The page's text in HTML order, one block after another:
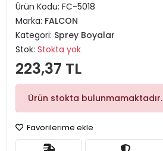
Ürün Kodu: FC-5018
Marka: FALCON
Kategori: Sprey Boyalar
Stok: Stokta yok
223,37 TL
Ürün stokta bulunmamaktadır.
Favorilerime ekle